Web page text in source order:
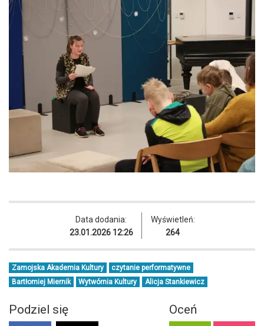
Data dodania:
23.01.2026 12:26
Wyświetleń:
264
Zamojska Akademia Kultury
czytanie performatywne
Bartłomiej Miernik
Wytwórnia Kultury Alicja Stankiewicz
Podziel się Oceń